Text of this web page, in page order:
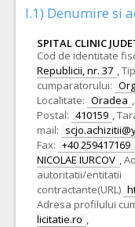
I.1) Denumire si
SPITAL CLINIC
Cod de identitate
Republicii, nr. 37 ,
cumparatorului:
Localitate: Oradea ,
Postal: 410159 ,
mail:
Fax: +40 259417169
NICOLAE IURCOV ,
autoritatii/entitatii
contractante(URL)
Adresa profilului
licitatie.ro ,